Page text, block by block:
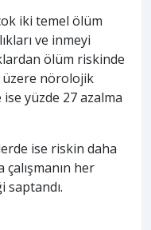
iki temel ölüm
ve inmeyi
ölüm riskinde
nörolojik
yüzde 27 azalma
ise riskin daha
her
saptandı.